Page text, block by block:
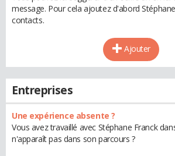
message. Pour cela ajoutez d'abord
contacts.
Ajouter
Entreprises
Une expérience absente ?
Vous avez travaillé avec Stéphane Franck
n'apparaît pas dans son parcours ?